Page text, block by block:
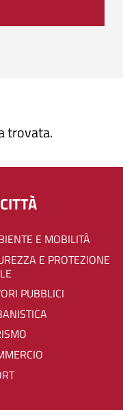
trovata.
E MOBILITÀ
PUBBLICI